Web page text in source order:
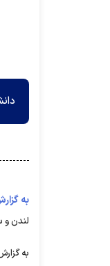
به
لندن و سازمان جهانی بهداشت
به